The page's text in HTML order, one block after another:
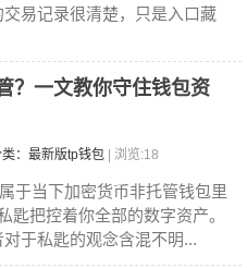
交易记录很清楚，只是入口藏
？一文教你守住钱包资
：最新版tp钱包 | 浏览:18
于当下加密货币非托管钱包里
匙把控着你全部的数字资产。
于私匙的观念含混不明...